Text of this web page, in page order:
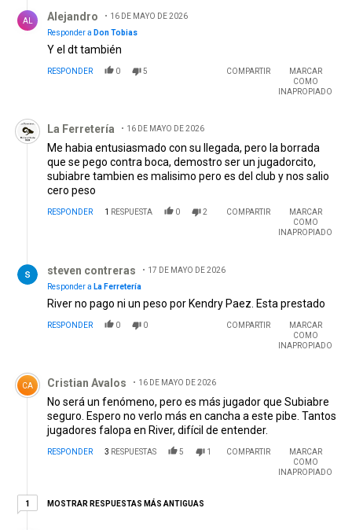
AL Alejandro
16 DE MAYO DE 2026
Responder a Don Tobias
Y el dt también
RESPONDER 0 5 COMPARTIR
MARCAR
COMO
INAPROPIADO
Comentario de La Ferretería.
La Ferretería 16 DE MAYO DE 2026
Me habia entusiasmado con su llegada, pero la borrada
que se pego contra boca, demostro ser un jugadorcito,
subiabre tambien es malisimo pero es del club y nos salio
cero peso
RESPONDER 1 RESPUESTA 0 2 COMPARTIR
MARCAR
COMO
INAPROPIADO
steven contreras
17 DE MAYO DE 2026
Responder a La Ferretería
River no pago ni un peso por Kendry Paez. Esta prestado
RESPONDER 0 0 COMPARTIR
MARCAR
COMO
INAPROPIADO
Comentario de Cristian Avalos.
CA Cristian Avalos 16 DE MAYO DE 2026
No será un fenómeno, pero es más jugador que Subiabre
seguro. Espero no verlo más en cancha a este pibe. Tantos
jugadores falopa en River, difícil de entender.
RESPONDER 3 RESPUESTAS 5 1 COMPARTIR
MARCAR
COMO
INAPROPIADO
11 respuesta más antiguas
MOSTRAR RESPUESTAS MÁS ANTIGUAS